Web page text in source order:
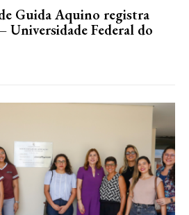
Guida Aquino registra
Universidade Federal do